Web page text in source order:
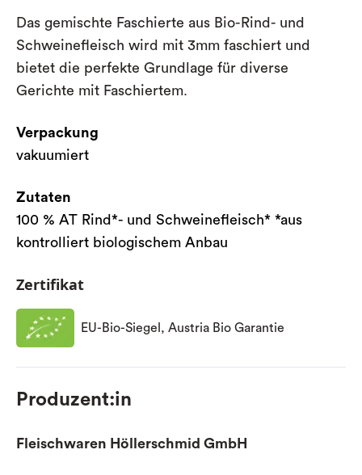
Das gemischte Faschierte aus Bio-Rind- und
Schweinefleisch wird mit 3mm faschiert und
bietet die perfekte Grundlage für diverse
Gerichte mit Faschiertem.
Verpackung
vakuumiert
Zutaten
100 % AT Rind*- und Schweinefleisch* *aus
kontrolliert biologischem Anbau
Zertifikat
EU-Bio-Siegel, Austria Bio Garantie
Produzent:in
Fleischwaren Höllerschmid GmbH